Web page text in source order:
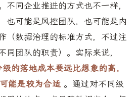
不同企业推进的方式也不一样，
也可能是风控团队，也可能是内
（数据治理的标准方式，不过注
同团队的职责）。实际来说，
的落地成本要远比想象的高，
能是较为合适 。通过对不同级